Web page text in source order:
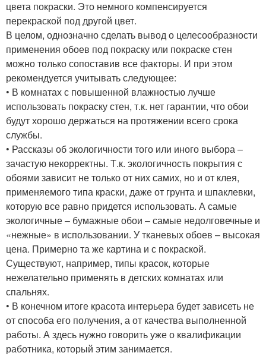
цвета покраски. Это немного компенсируется
перекраской под другой цвет.
В целом, однозначно сделать вывод о целесообразности
применения обоев под покраску или покраске стен
можно только сопоставив все факторы. И при этом
рекомендуется учитывать следующее:
• В комнатах с повышенной влажностью лучше
использовать покраску стен, т.к. нет гарантии, что обои
будут хорошо держаться на протяжении всего срока
службы.
• Рассказы об экологичности того или иного выбора –
зачастую некорректны. Т.к. экологичность покрытия с
обоями зависит не только от них самих, но и от клея,
применяемого типа краски, даже от грунта и шпаклевки,
которую все равно придется использовать. А самые
экологичные – бумажные обои – самые недолговечные и
«нежные» в использовании. У тканевых обоев – высокая
цена. Примерно та же картина и с покраской.
Существуют, например, типы красок, которые
нежелательно применять в детских комнатах или
спальнях.
• В конечном итоге красота интерьера будет зависеть не
от способа его получения, а от качества выполненной
работы. А здесь нужно говорить уже о квалификации
работника, который этим занимается.